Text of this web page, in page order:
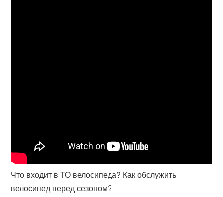
Что входит в ТО велосипеда? Как обслужить
велосипед перед сезоном?